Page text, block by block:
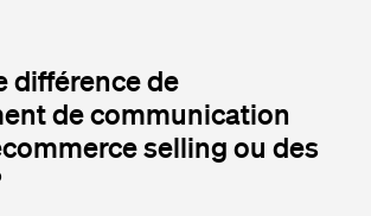
différence de
de communication
selling ou des